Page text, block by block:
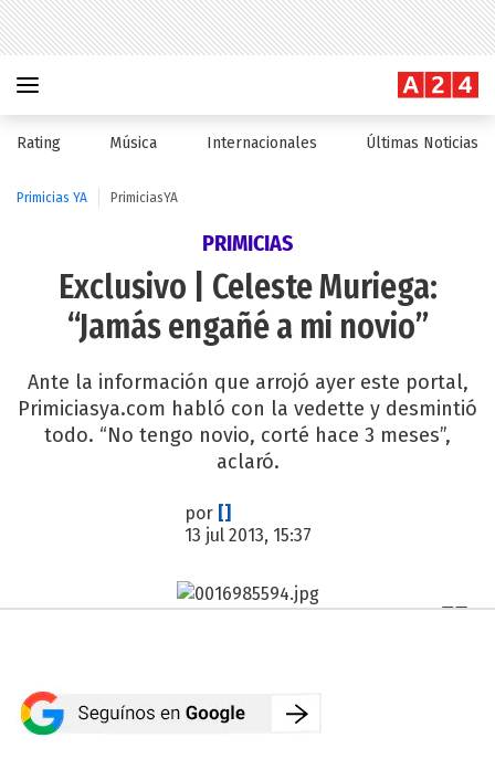
Rating Música Internacionales Últimas Noticias
Primicias YA PrimiciasYA
PRIMICIAS
Exclusivo | Celeste Muriega:
“Jamás engañé a mi novio”
Ante la información que arrojó ayer este portal,
Primiciasya.com habló con la vedette y desmintió
todo. “No tengo novio, corté hace 3 meses”,
aclaró.
por []
13 jul 2013, 15:37